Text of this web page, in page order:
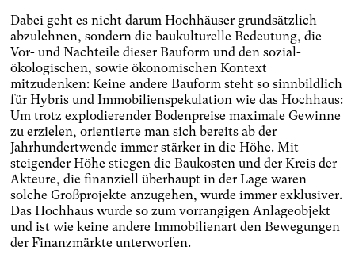
Dabei geht es nicht darum Hochhäuser grundsätzlich
abzulehnen, sondern die baukulturelle Bedeutung, die
Vor- und Nachteile dieser Bauform und den sozial-
ökologischen, sowie ökonomischen Kontext
mitzudenken: Keine andere Bauform steht so sinnbildlich
für Hybris und Immobilienspekulation wie das Hochhaus:
Um trotz explodierender Bodenpreise maximale Gewinne
zu erzielen, orientierte man sich bereits ab der
Jahrhundertwende immer stärker in die Höhe. Mit
steigender Höhe stiegen die Baukosten und der Kreis der
Akteure, die finanziell überhaupt in der Lage waren
solche Großprojekte anzugehen, wurde immer exklusiver.
Das Hochhaus wurde so zum vorrangigen Anlageobjekt
und ist wie keine andere Immobilienart den Bewegungen
der Finanzmärkte unterworfen.